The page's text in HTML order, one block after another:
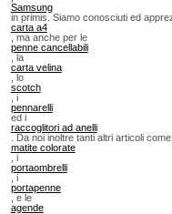
Samsung
in primis. Siamo conosciuti ed
carta a4
, ma anche per le
penne cancellabili
, la
carta velina
, lo
scotch
, i
pennarelli
ed i
raccoglitori ad anelli
. Da noi inoltre tanti altri articoli
matite colorate
, i
portaombrelli
, i
portapenne
, e le
agende